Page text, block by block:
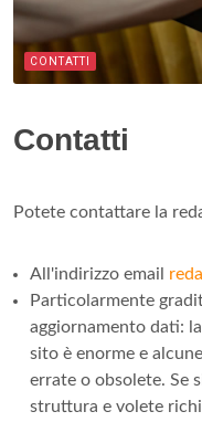
CONTATTI
Contatti
Potete contattare la
All'indirizzo email
Particolarmente
aggiornamento dati:
sito è enorme e
errate o obsolete. Se
struttura e volete